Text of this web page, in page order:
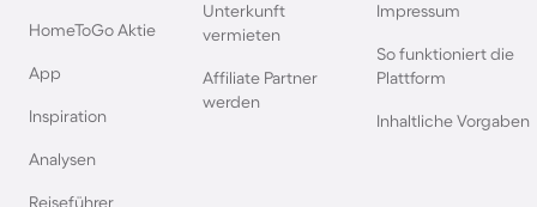
Camping in Callantsoog Camping auf Korsika
Camping auf Sizilien Camping in Istrien
Camping in Belgien
HomeToGo Aktie
App
Inspiration
Analysen
Reiseführer
Unterkunft
vermieten
Affiliate Partner
werden
Impressum
So funktioniert die
Plattform
Inhaltliche Vorgaben